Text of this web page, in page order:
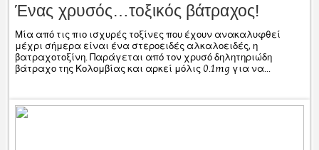
Ένας χρυσός…τοξικός βάτραχος!
Μία από τις πιο ισχυρές τοξίνες που έχουν ανακαλυφθεί
μέχρι σήμερα είναι ένα στεροειδές αλκαλοειδές, η
βατραχοτοξίνη. Παράγεται από τον χρυσό δηλητηριώδη
βάτραχο της Κολομβίας και αρκεί μόλις 0.1mg για να...